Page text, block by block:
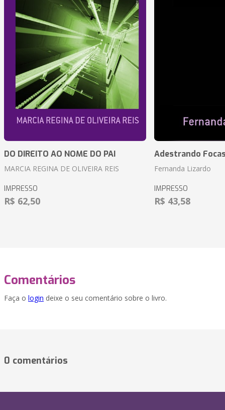
DO DIREITO AO NOME DO PAI
MARCIA REGINA DE OLIVEIRA REIS
IMPRESSO
R$ 62,50
Adestrando
Fernanda Lizardo
IMPRESSO
R$ 43,58
Comentários
Faça o login deixe o seu comentário sobre o livro.
0 comentários